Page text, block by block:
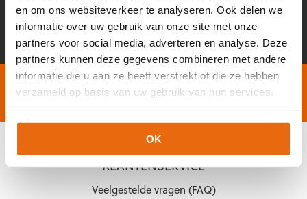
en om ons websiteverkeer te analyseren. Ook delen we
informatie over uw gebruik van onze site met onze
partners voor social media, adverteren en analyse. Deze
partners kunnen deze gegevens combineren met andere
informatie die u aan ze heeft verstrekt of die ze hebben
verzameld op basis van uw gebruik van hun services.
OK
E-
mailadres*
CAPTCHA
Gratis verzending vanaf €60,-
Op werkdagen
Niet goed, geld terug
KLANTENSERVICE
Veelgestelde vragen (FAQ)